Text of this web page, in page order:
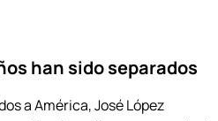
han sido separados
a América, José López